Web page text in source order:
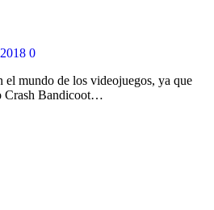
0
el mundo de los videojuegos, ya que
Crash Bandicoot…